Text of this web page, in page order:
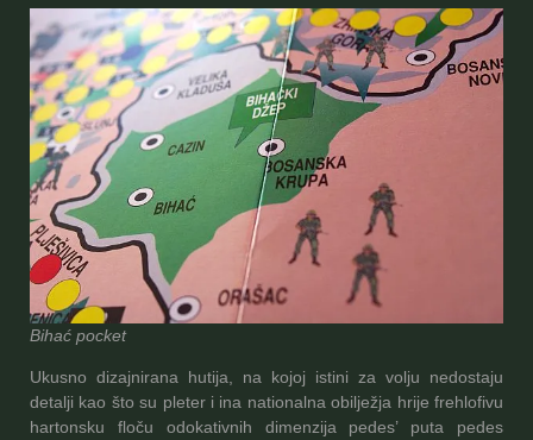
Bihać pocket
Ukusno dizajnirana hutija, na kojoj istini za volju nedostaju
detalji kao što su pleter i ina nationalna obilježja hrije frehlofivu
hartonsku floču odokativnih dimenzija pedes’ puta pedes